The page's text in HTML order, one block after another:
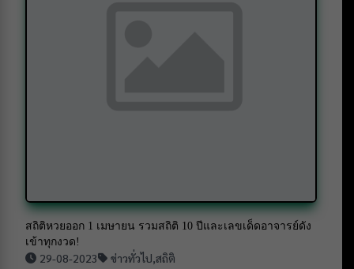
สถิติหวยออก 1 เมษายน รวมสถิติ 10 ปีและเลขเด็ดอาจารย์ดัง
เข้าทุกงวด!
29-08-2023 ข่าวทั่วไป,สถิติ